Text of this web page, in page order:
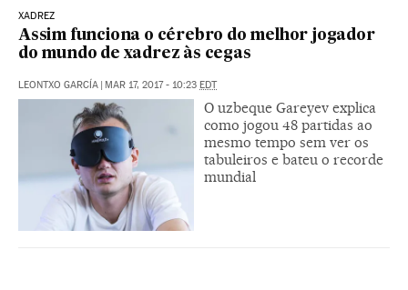
XADREZ
Assim funciona o cérebro do melhor jogador
do mundo de xadrez às cegas
LEONTXO GARCÍA | MAR 17, 2017 - 10:23 EDT
O uzbeque Gareyev explica
como jogou 48 partidas ao
mesmo tempo sem ver os
tabuleiros e bateu o recorde
mundial